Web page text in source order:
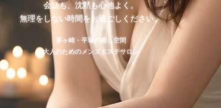
会話も、沈黙も心地よく。
無理をしない時間をお過ごしください。
茅ヶ崎・平塚の癒し空間
大人のためのメンズエステサロン